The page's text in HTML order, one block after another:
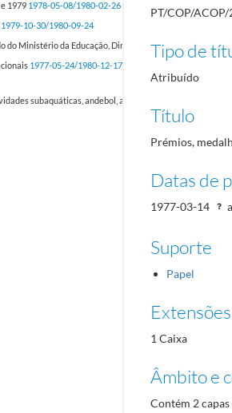
1979 1978-05-08/1980-02-26
1979-10-30/1980-09-24
do Ministério da Educação, Direcção Geral dos Desportos,
1977-05-24/1980-12-17
subaquáticas, andebol, atletismo, basquetebol,
PT/COP/
Tipo de
Atribuído
Título
Prémios,
Datas de
1977-03-14 a
Suporte
Papel
Extensões
1 Caixa
Âmbito e
Contém 2